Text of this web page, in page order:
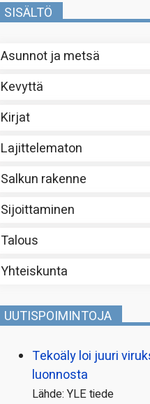
SISÄLTÖ
Asunnot ja metsä
Kevyttä
Kirjat
Lajittelematon
Salkun rakenne
Sijoittaminen
Talous
Yhteiskunta
UUTISPOIMINTOJA
Tekoäly loi juuri
luonnosta
Lähde: YLE tiede